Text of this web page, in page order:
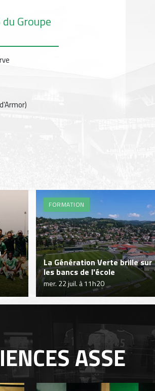
Groupe
FORMATION
La Génération Verte brille sur
les bancs de l'école
mer. 22 juil. à 11h20
ASSE